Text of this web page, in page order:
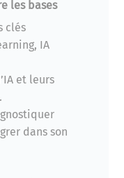
les bases
clés
IA
et leurs
dans son